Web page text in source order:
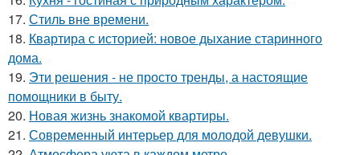
17. Стиль вне времени.
18. Квартира с историей: новое дыхание старинного
дома.
19. Эти решения - не просто тренды, а настоящие
помощники в быту.
20. Новая жизнь знакомой квартиры.
21. Современный интерьер для молодой девушки.